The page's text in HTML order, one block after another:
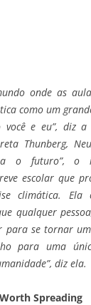
onde as
como um
você e eu”, diz
Thunberg,
o futuro”, o
escolar que
climática. Ela
qualquer
para se tornar
para uma
diz ela.
Spreading